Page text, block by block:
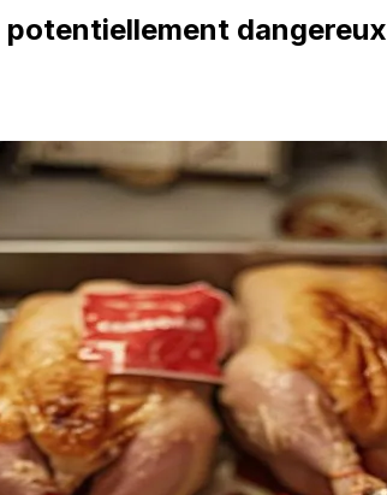
potentiellement